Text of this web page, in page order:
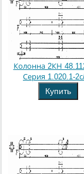
Колонна 2КН
Серия 1.020.1-
Купить